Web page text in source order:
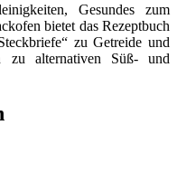
Gesundes zum
bietet das Rezeptbuch
zu Getreide und
zu alternativen Süß- und